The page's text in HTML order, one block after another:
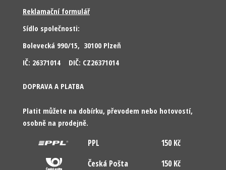
Reklamační formulář
Sídlo společnosti:
Bolevecká 990/15, 30100 Plzeň
IČ: 26371014 DIČ: CZ26371014
DOPRAVA A PLATBA
Platit můžete na dobírku, převodem nebo hotovostí,
osobně na prodejně.
PPL
150 Kč
Česká Pošta
150 Kč